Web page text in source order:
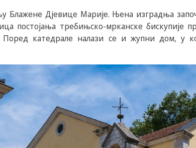
Блажене Дјевице Марије. Њена изградња
постојања требињско-мрканске бискупије
Поред катедрале налази се и жупни дом, у